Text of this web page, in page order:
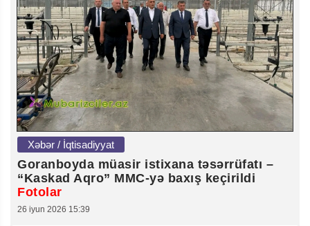
Xəbər / İqtisadiyyat
Goranboyda müasir istixana təsərrüfatı –
“Kaskad Aqro” MMC-yə baxış keçirildi
Fotolar
26 iyun 2026 15:39